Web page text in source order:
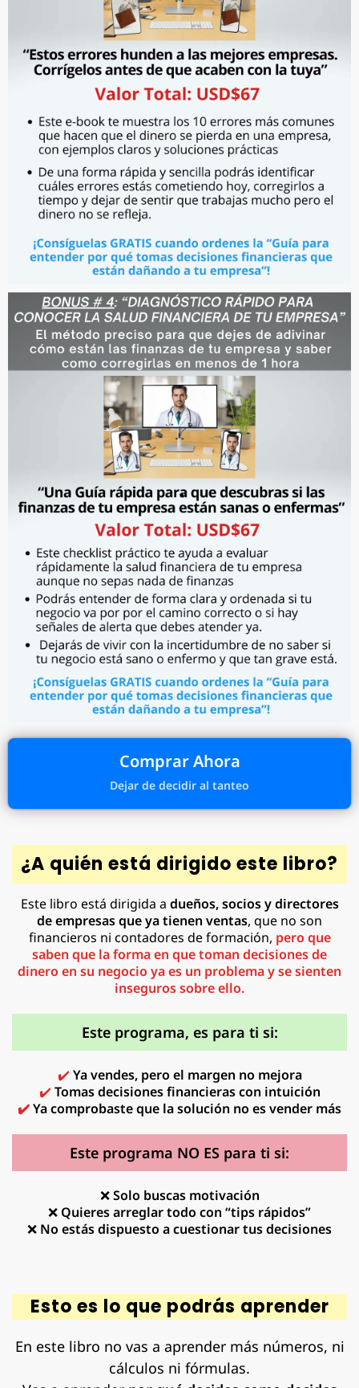
Comprar Ahora
Dejar de decidir al tanteo
¿A quién está dirigido este libro?
Este libro está dirigida a dueños, socios y directores
de empresas que ya tienen ventas, que no son
financieros ni contadores de formación, pero que
saben que la forma en que toman decisiones de
dinero en su negocio ya es un problemay se sienten
inseguros sobre ello.
Este programa, es para ti si:
✔️ Ya vendes, pero el margen no mejora
✔️ Tomas decisiones financieras con intuición
✔️Ya comprobaste que la solución no es vender más
Este programa NO ES para ti si:
❌ Solo buscas motivación
❌ Quieres arreglar todo con “tips rápidos”
❌ No estás dispuesto a cuestionar tus decisiones
Esto es lo que podrás aprender
En este libro no vas a aprender más números, ni
cálculos ni fórmulas.